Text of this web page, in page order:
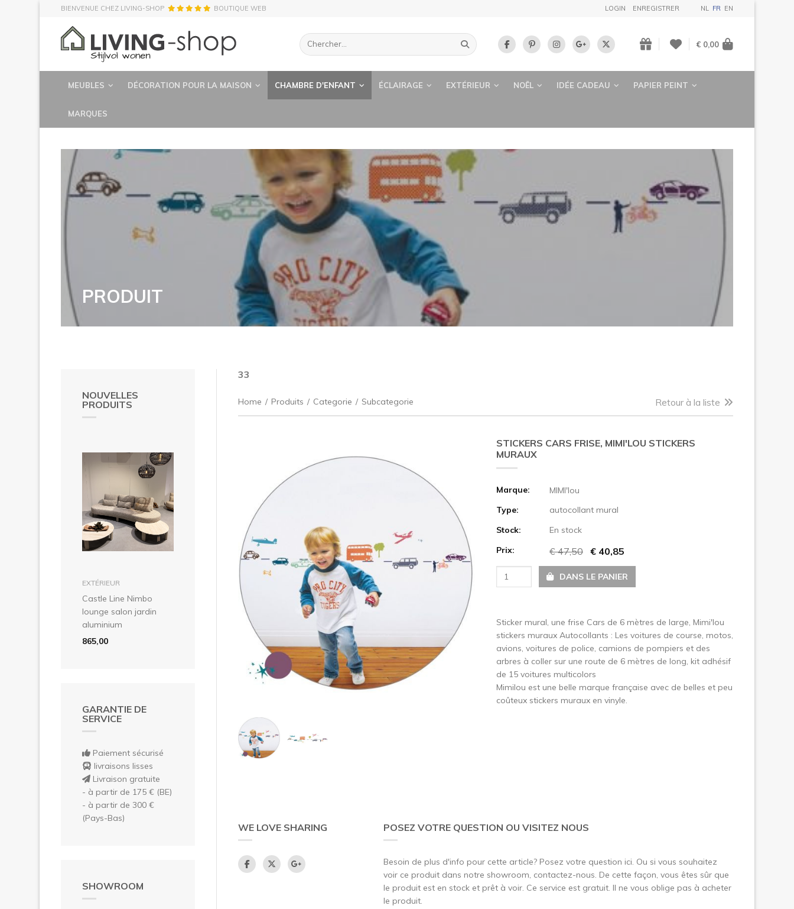
BIENVENUE CHEZ LIVING-SHOP BOUTIQUE WEB LOGIN ENREGISTRER NL FR EN
€ 0,00
MEUBLES DÉCORATION POUR LA MAISON CHAMBRE D'ENFANT ÉCLAIRAGE EXTÉRIEUR NOËL IDÉE CADEAU PAPIER PEINT
MARQUES
PRODUIT
NOUVELLES
PRODUITS
dans le panier
EXTÉRIEUR
Castle Line Nimbo
lounge salon jardin
aluminium
865,00
GARANTIE DE
SERVICE
Paiement sécurisé
livraisons lisses
Livraison gratuite
- à partir de 175 € (BE)
- à partir de 300 €
(Pays-Bas)
SHOWROOM
33
Home / Produits / Categorie / Subcategorie Retour à la liste
Précédent Suivant
STICKERS CARS FRISE, MIMI'LOU STICKERS
MURAUX
Marque:
MIMI'lou
Type:
autocollant mural
Stock:
En stock
Prix:
€ 47,50 € 40,85
DANS LE PANIER
Sticker mural, une frise Cars de 6 mètres de large, Mimi'lou
stickers muraux Autocollants : Les voitures de course, motos,
avions, voitures de police, camions de pompiers et des
arbres à coller sur une route de 6 mètres de long, kit adhésif
de 15 voitures multicolors
Mimilou est une belle marque française avec de belles et peu
coûteux stickers muraux en vinyle.
WE LOVE SHARING POSEZ VOTRE QUESTION OU VISITEZ NOUS
Besoin de plus d'info pour cette article? Posez votre question ici. Ou si vous souhaitez
voir ce produit dans notre showroom, contactez-nous. De cette façon, vous êtes sûr que
le produit est en stock et prêt à voir. Ce service est gratuit. Il ne vous oblige pas à acheter
le produit.